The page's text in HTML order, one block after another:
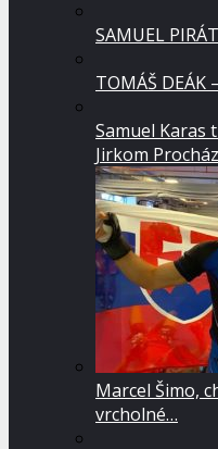
SAMUEL
TOMÁŠ DEÁK
Samuel Karas
Jirkom
Marcel Šimo,
vrcholné…